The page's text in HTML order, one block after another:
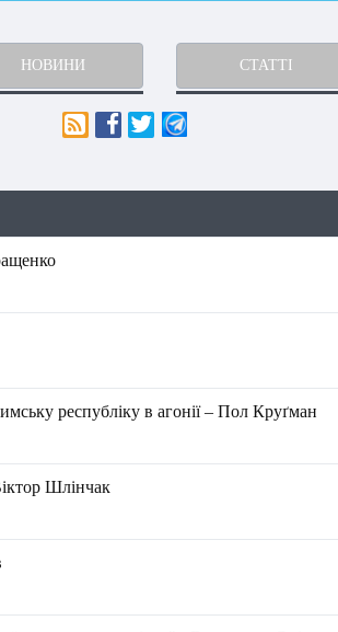
НОВИНИ СТАТТІ
республіку в агонії – Пол Круґман
Шлінчак